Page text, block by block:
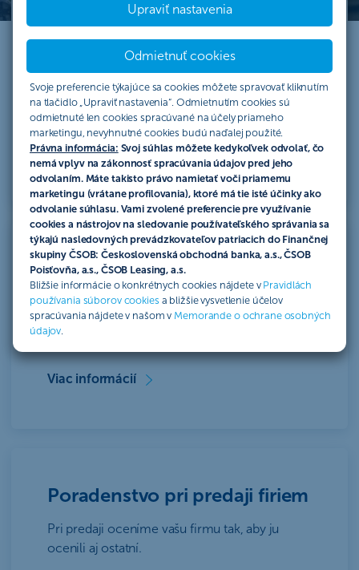
Upraviť nastavenia
Odmietnuť cookies
Svoje preferencie týkajúce sa cookies môžete spravovať kliknutím
na tlačidlo „Upraviť nastavenia“. Odmietnutím cookies sú
odmietnuté len cookies spracúvané na účely priameho
marketingu, nevyhnutné cookies budú naďalej použité.
Právna informácia: Svoj súhlas môžete kedykoľvek odvolať, čo
nemá vplyv na zákonnosť spracúvania údajov pred jeho
odvolaním. Máte takisto právo namietať voči priamemu
marketingu (vrátane profilovania), ktoré má tie isté účinky ako
odvolanie súhlasu. Vami zvolené preferencie pre využívanie
cookies a nástrojov na sledovanie používateľského správania sa
týkajú nasledovných prevádzkovateľov patriacich do Finančnej
skupiny ČSOB: Československá obchodná banka, a.s., ČSOB
Poisťovňa, a.s., ČSOB Leasing, a.s.
Bližšie informácie o konkrétnych cookies nájdete v Pravidlách
používania súborov cookies a bližšie vysvetlenie účelov
spracúvania nájdete v našom v Memorande o ochrane osobných
údajov
Riadenie nástupníctva vo
Nájdeme najlepší spôsob ako previesť vašu
firmu na nástupcu.
Viac informácií
Manažment štruktúry
majetku
Nastavíme vám vhodnú štruktúru firemného
Viac informácií
Poradenstvo pri predaji firiem
Pri predaji oceníme vašu firmu tak, aby ju
ocenili aj ostatní.